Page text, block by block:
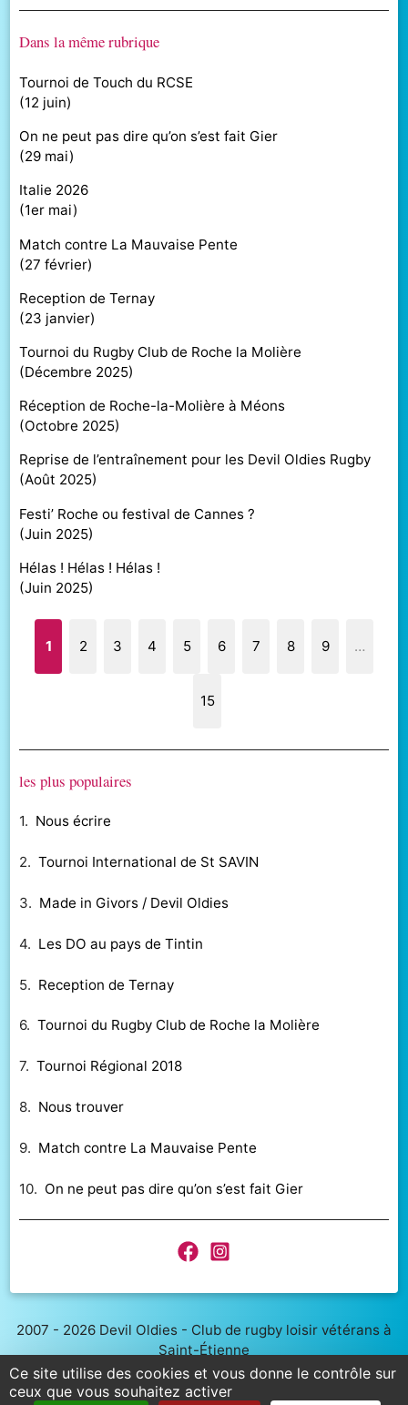
Ce site utilise des cookies et vous donne le contrôle sur
ceux que vous souhaitez activer
Dans la même rubrique
Tournoi de Touch du RCSE
(12 juin)
On ne peut pas dire qu’on s’est fait Gier
(29 mai)
Italie 2026
(1er mai)
Match contre La Mauvaise Pente
(27 février)
Reception de Ternay
(23 janvier)
Tournoi du Rugby Club de Roche la Molière
(Décembre 2025)
Réception de Roche-la-Molière à Méons
(Octobre 2025)
Reprise de l’entraînement pour les Devil Oldies Rugby
(Août 2025)
Festi’ Roche ou festival de Cannes ?
(Juin 2025)
Hélas ! Hélas ! Hélas !
(Juin 2025)
1 2 3 4 5 6 7 8 9 …
15
les plus populaires
1. Nous écrire
2.Tournoi International de St SAVIN
3. Made in Givors / Devil Oldies
4. Les DO au pays de Tintin
5. Reception de Ternay
6.Tournoi du Rugby Club de Roche la Molière
7.Tournoi Régional 2018
8. Nous trouver
9. Match contre La Mauvaise Pente
10. On ne peut pas dire qu’on s’est fait Gier
2007 - 2026 Devil Oldies - Club de rugby loisir vétérans à
Saint-Étienne
Stade de Méons 2 - 466 Bd Louis Neltner, 42000 Saint-
Étienne